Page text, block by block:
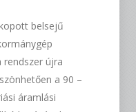
belsejű
rendszer újra
a 90 –
áramlási